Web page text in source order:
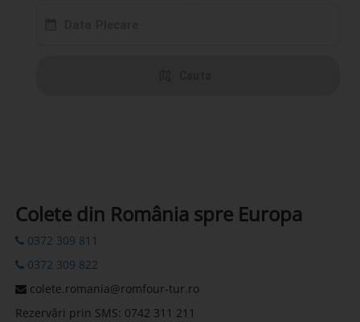
Colete din România spre Europa
0372 309 811
0372 309 822
colete.romania@romfour-tur.ro
Rezervări prin SMS: 0742 311 211